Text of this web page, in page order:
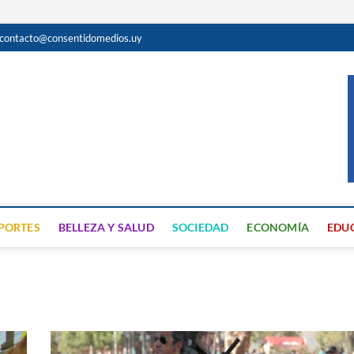
contacto@consentidomedios.uy
BELLEZA Y SALUD SOCIEDAD ECONOMÍA